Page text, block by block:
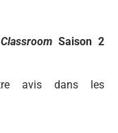
Saison 2
avis dans les